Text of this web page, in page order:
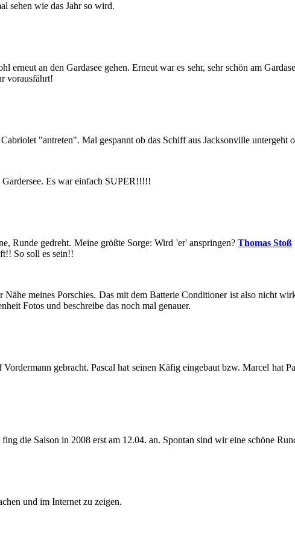
sehen wie das Jahr so wird.
er­neut an den Gar­da­see gehen. Er­neut war es sehr, sehr schön am
vor­aus­fährt!
"an­tre­ten". Mal ge­spannt ob das Schiff aus Jack­son­ville un­ter­geht
Es war ein­fach SUPER!!!!!
Runde ge­dreht. Meine größ­te Sorge: Wird 'er' an­sprin­gen? Tho­mas Stoß
So soll es sein!!
Nähe mei­nes Por­schies. Das mit dem Bat­te­rie Con­di­tio­ner ist also nicht
Fotos und be­schrei­be das noch mal ge­nau­er.
ge­bracht. Pas­cal hat sei­nen Käfig ein­ge­baut bzw. Mar­cel hat
die Sai­son in 2008 erst am 12.04. an. Spon­tan sind wir eine schö­ne
und im In­ter­net zu zei­gen.